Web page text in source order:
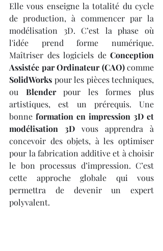
Elle vous enseigne la totalité du cycle
de production, à commencer par la
modélisation 3D. C’est la phase où
l'idée prend forme numérique.
Maîtriser des logiciels de Conception
Assistée par Ordinateur (CAO)
SolidWorks pour les pièces techniques,
ou Blender pour les formes plus
artistiques, est un prérequis. Une
bonne formation en impression 3D et
modélisation 3D vous apprendra à
concevoir des objets, à les optimiser
pour la fabrication additive et à choisir
le bon processus d’impression. C’est
cette approche globale qui vous
permettra de devenir un expert
polyvalent.